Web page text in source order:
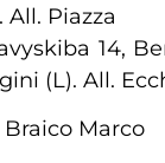
All. Piazza
14,
(L). All.
Marco